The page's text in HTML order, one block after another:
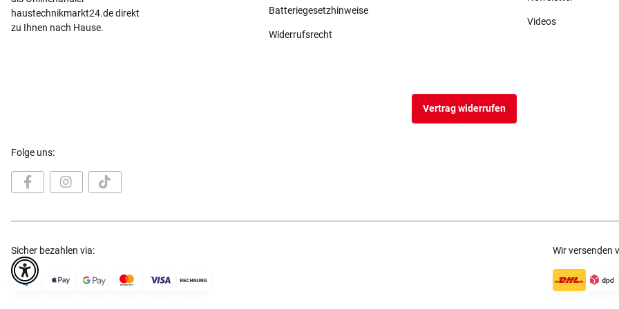
haustechnikmarkt24.de direkt
zu Ihnen nach Hause.
Batteriegesetzhinweise
Widerrufsrecht
Videos
Vertrag widerrufen
Folge uns:
Sicher bezahlen via: Wir versenden